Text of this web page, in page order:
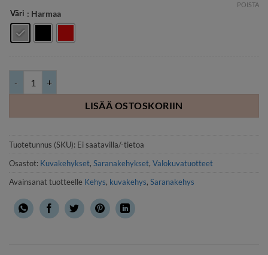
Väri : Harmaa
POISTA
LISÄÄ OSTOSKORIIN
Tuotetunnus (SKU): Ei saatavilla/-tietoa
Osastot: Kuvakehykset, Saranakehykset, Valokuvatuotteet
Avainsanat tuotteelle Kehys, kuvakehys, Saranakehys